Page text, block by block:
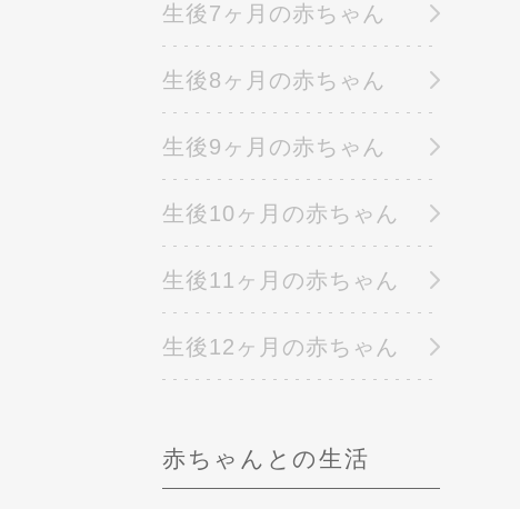
生後7ヶ月の赤ちゃん
生後8ヶ月の赤ちゃん
生後9ヶ月の赤ちゃん
生後10ヶ月の赤ちゃん
生後11ヶ月の赤ちゃん
生後12ヶ月の赤ちゃん
赤ちゃんとの生活